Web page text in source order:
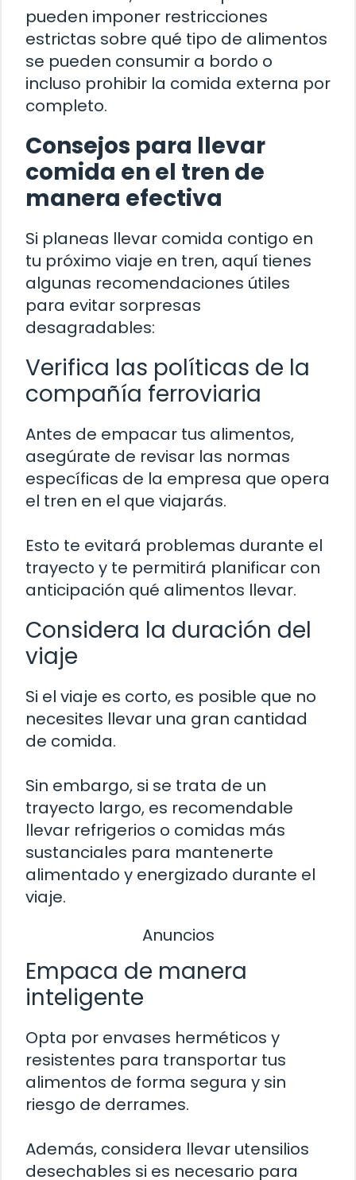
pueden imponer restricciones
estrictas sobre qué tipo de alimentos
se pueden consumir a bordo o
incluso prohibir la comida externa por
completo.
Consejos para llevar
comida en el tren de
manera efectiva
Si planeas llevar comida contigo en
tu próximo viaje en tren, aquí tienes
algunas recomendaciones útiles
para evitar sorpresas
desagradables:
Verifica las políticas de la
compañía ferroviaria
Antes de empacar tus alimentos,
asegúrate de revisar las normas
específicas de la empresa que opera
el tren en el que viajarás.
Esto te evitará problemas durante el
trayecto y te permitirá planificar con
anticipación qué alimentos llevar.
Considera la duración del
viaje
Si el viaje es corto, es posible que no
necesites llevar una gran cantidad
de comida.
Sin embargo, si se trata de un
trayecto largo, es recomendable
llevar refrigerios o comidas más
sustanciales para mantenerte
alimentado y energizado durante el
viaje.
Anuncios
Empaca de manera
inteligente
Opta por envases herméticos y
resistentes para transportar tus
alimentos de forma segura y sin
riesgo de derrames.
Además, considera llevar utensilios
desechables si es necesario para